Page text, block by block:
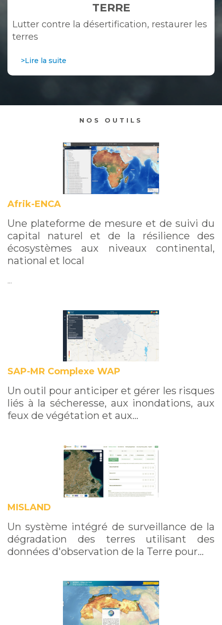
TERRE
Lutter contre la désertification, restaurer les
terres
>Lire la suite
NOS OUTILS
Afrik-ENCA
Une plateforme de mesure et de suivi du
capital naturel et de la résilience des
écosystèmes aux niveaux continental,
national et local
…
SAP-MR Complexe WAP
Un outil pour anticiper et gérer les risques
liés à la sécheresse, aux inondations, aux
feux de végétation et aux…
MISLAND
Un système intégré de surveillance de la
dégradation des terres utilisant des
données d'observation de la Terre pour…